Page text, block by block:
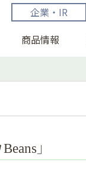
商品情報
企業・IR
」